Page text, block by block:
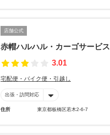
店舗公式
赤帽ハルハル・カーゴサービス
3.01
宅配便・バイク便・引越し
出張・訪問対応
住所 東京都板橋区若木2-6-7